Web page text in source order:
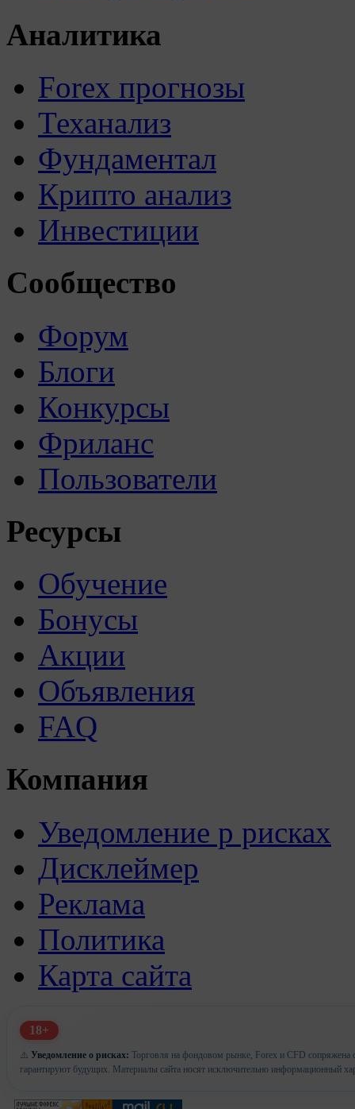
Аналитика
Forex прогнозы
Теханализ
Фундаментал
Крипто анализ
Инвестиции
Сообщество
Форум
Блоги
Конкурсы
Фриланс
Пользователи
Ресурсы
Обучение
Бонусы
Акции
Объявления
FAQ
Компания
Уведомление р рисках
Дисклеймер
Реклама
Политика
Карта сайта
18+
⚠️ Уведомление о рисках: Торговля на фондовом рынке, Forex и CFD сопряжена
гарантируют будущих. Материалы сайта носят исключительно информационный